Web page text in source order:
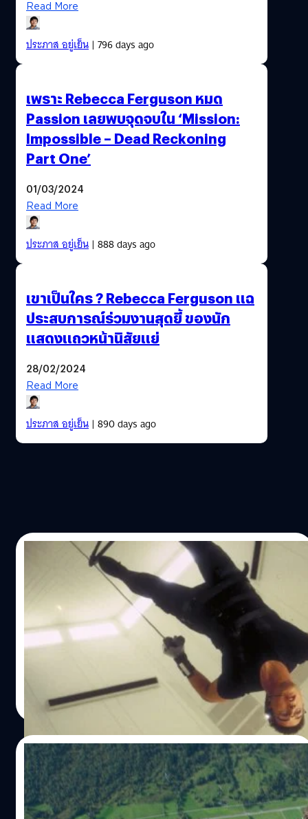
Read More
ประภาส อยู่เย็น| 796 days ago
เพราะ Rebecca Ferguson หมด
Passion เลยพบจุดจบใน ‘Mission:
Impossible – Dead Reckoning
Part One’
01/03/2024
Read More
ประภาส อยู่เย็น| 888 days ago
เขาเป็นใคร ? Rebecca Ferguson แฉ
ประสบการณ์ร่วมงานสุดยี้ ของนัก
แสดงแถวหน้านิสัยแย่
28/02/2024
Read More
ประภาส อยู่เย็น| 890 days ago
14/07/2023
12 เกร็ดเบื้องหลังหนังแฟรนไชส์ปฏิบัติการ
สะท้านโลก ‘Mission: Impossible’
12 เกร็ดเบื้องหลังที่ไม่เคยรู้มาก่อนเกี่ยวกับหนังแฟรนไชส์
‘Mission: Impossible’ ทุกภาค ตลอด 27 ปีที่ผ่านมา
| 1119 days ago
Read More
14/07/2023
12 Easter Egg แฟรนไชส์ ‘Mission:
Impossible’ จากภาค ‘Dead Reckoning